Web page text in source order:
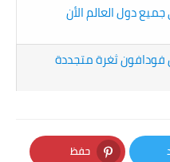
دول العالم الأن
فودافون ثغرة متجددة
حفظ